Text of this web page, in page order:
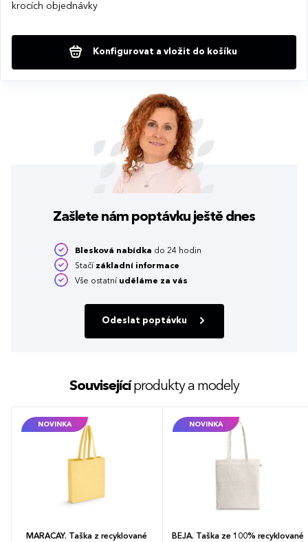
krocích objednávky
Konfigurovat a vložit do košíku
Zašlete nám poptávku ještě dnes
Blesková nabídka do 24 hodin
Stačí základní informace
Vše ostatní uděláme za vás
Odeslat poptávku
Souvisejícíprodukty a modely
NOVINKA
MARACAY. Taška z recyklované
NOVINKA
BEJA. Taška ze 100% recyklované